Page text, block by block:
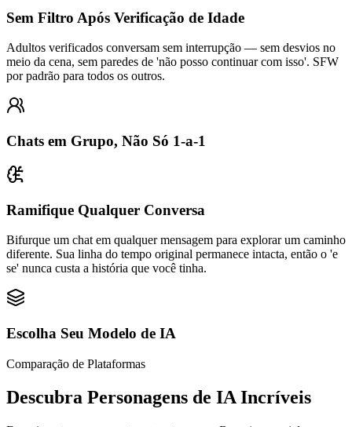
Sem Filtro Após Verificação de Idade
Adultos verificados conversam sem interrupção — sem desvios no
meio da cena, sem paredes de 'não posso continuar com isso'. SFW
por padrão para todos os outros.
Chats em Grupo, Não Só 1-a-1
Ramifique Qualquer Conversa
Bifurque um chat em qualquer mensagem para explorar um caminho
diferente. Sua linha do tempo original permanece intacta, então o 'e
se' nunca custa a história que você tinha.
Escolha Seu Modelo de IA
Comparação de Plataformas
Descubra Personagens de IA Incríveis